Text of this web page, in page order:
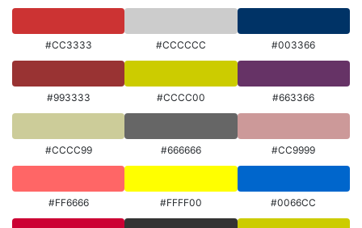
#CC3333 #CCCCCC #003366
#993333 #CCCC00 #663366
#CCCC99 #666666 #CC9999
#FF6666 #FFFF00 #0066CC